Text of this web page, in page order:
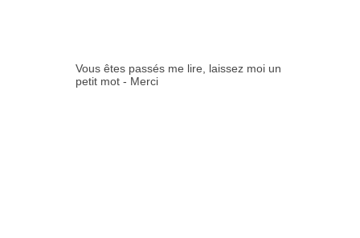
Vous êtes passés me lire, laissez moi un
petit mot - Merci